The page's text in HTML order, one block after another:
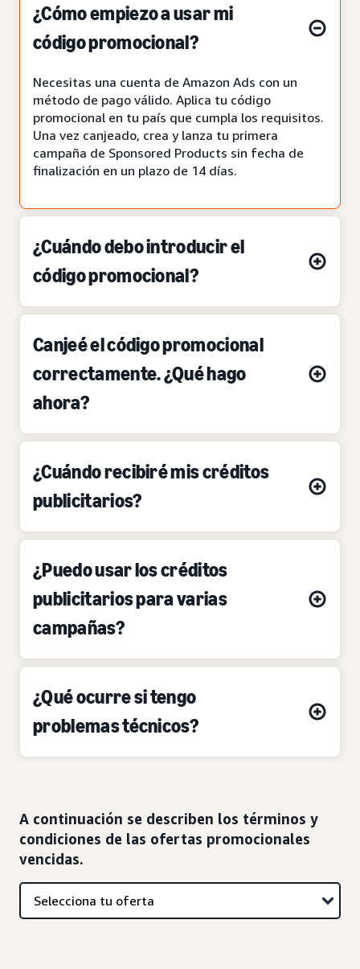
¿Cómo empiezo a usar mi
código promocional?
Necesitas una cuenta de Amazon Ads con un
método de pago válido. Aplica tu código
promocional en tu país que cumpla los requisitos.
Una vez canjeado, crea y lanza tu primera
campaña de Sponsored Products sin fecha de
finalización en un plazo de 14 días.
¿Cuándo debo introducir el
código promocional?
Canjeé el código promocional
correctamente. ¿Qué hago
ahora?
¿Cuándo recibiré mis créditos
publicitarios?
¿Puedo usar los créditos
publicitarios para varias
campañas?
¿Qué ocurre si tengo
problemas técnicos?
A continuación se describen los términos y
condiciones de las ofertas promocionales
vencidas.